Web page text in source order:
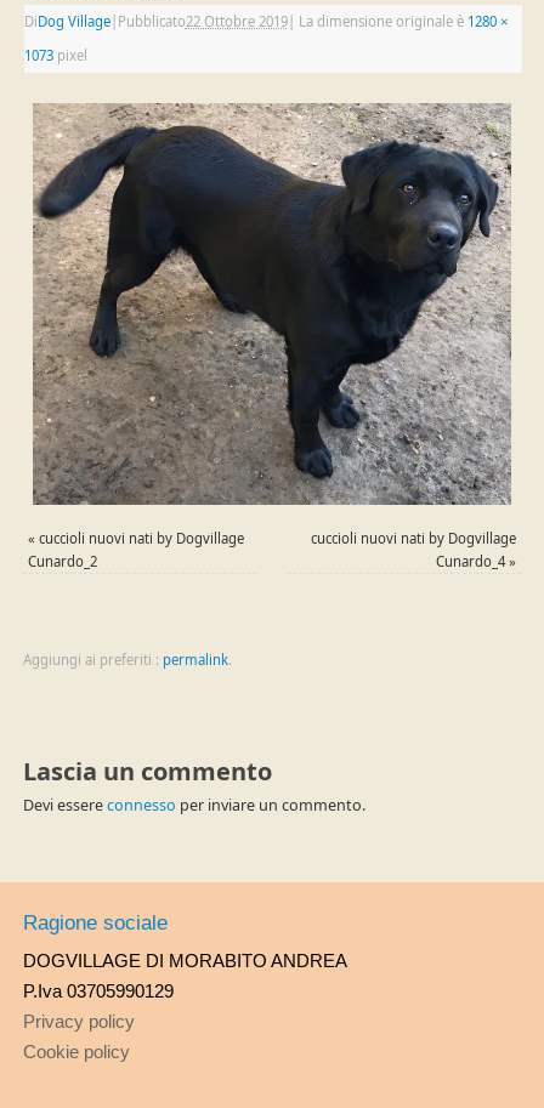
DiDog Village| Pubblicato22 Ottobre 2019| La dimensione originale è 1280 ×
1073pixel
« cuccioli nuovi nati by Dogvillage
Cunardo_2
cuccioli nuovi nati by Dogvillage
Cunardo_4»
Aggiungi ai preferiti : permalink.
Lascia un commento
Devi essereconnesso per inviare un commento.
Ragione sociale
DOGVILLAGE DI MORABITO ANDREA
P.Iva 03705990129
Privacy policy
Cookie policy